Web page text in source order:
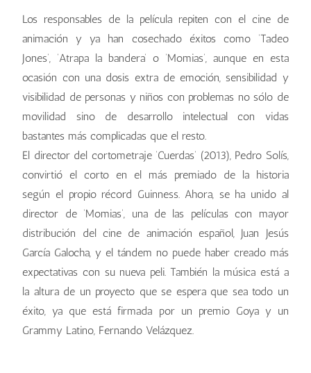
Los responsables de la película repiten con el cine de
animación y ya han cosechado éxitos como ‘Tadeo
Jones’, ‘Atrapa la bandera’ o ‘Momias’, aunque en esta
ocasión con una dosis extra de emoción, sensibilidad y
visibilidad de personas y niños con problemas no sólo de
movilidad sino de desarrollo intelectual con vidas
bastantes más complicadas que el resto.
El director del cortometraje ‘Cuerdas’ (2013), Pedro Solís,
convirtió el corto en el más premiado de la historia
según el propio récord Guinness. Ahora, se ha unido al
director de ‘Momias’, una de las películas con mayor
distribución del cine de animación español, Juan Jesús
García Galocha, y el tándem no puede haber creado más
expectativas con su nueva peli. También la música está a
la altura de un proyecto que se espera que sea todo un
éxito, ya que está firmada por un premio Goya y un
Grammy Latino, Fernando Velázquez.